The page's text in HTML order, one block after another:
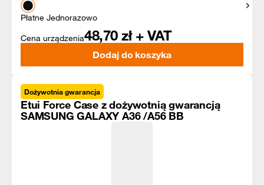
Płatne Jednorazowo
Cena urządzenia48,70 zł + VAT
Dodaj do koszyka
Dożywotnia gwarancja
Etui Force Case z dożywotnią gwarancją
SAMSUNG GALAXY A36 /A56 BB